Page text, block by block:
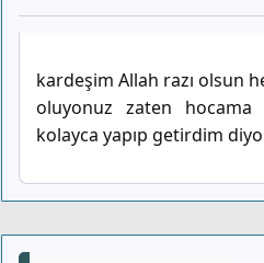
kardeşim Allah razı olsun
oluyonuz zaten
kolayca yapıp getirdim